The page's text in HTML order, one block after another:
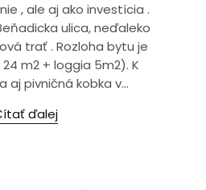
, ale aj ako investícia .
ulica, neďaleko
trať . Rozloha bytu je
m2 + loggia 5m2). K
aj pivničná kobka v...
ďalej